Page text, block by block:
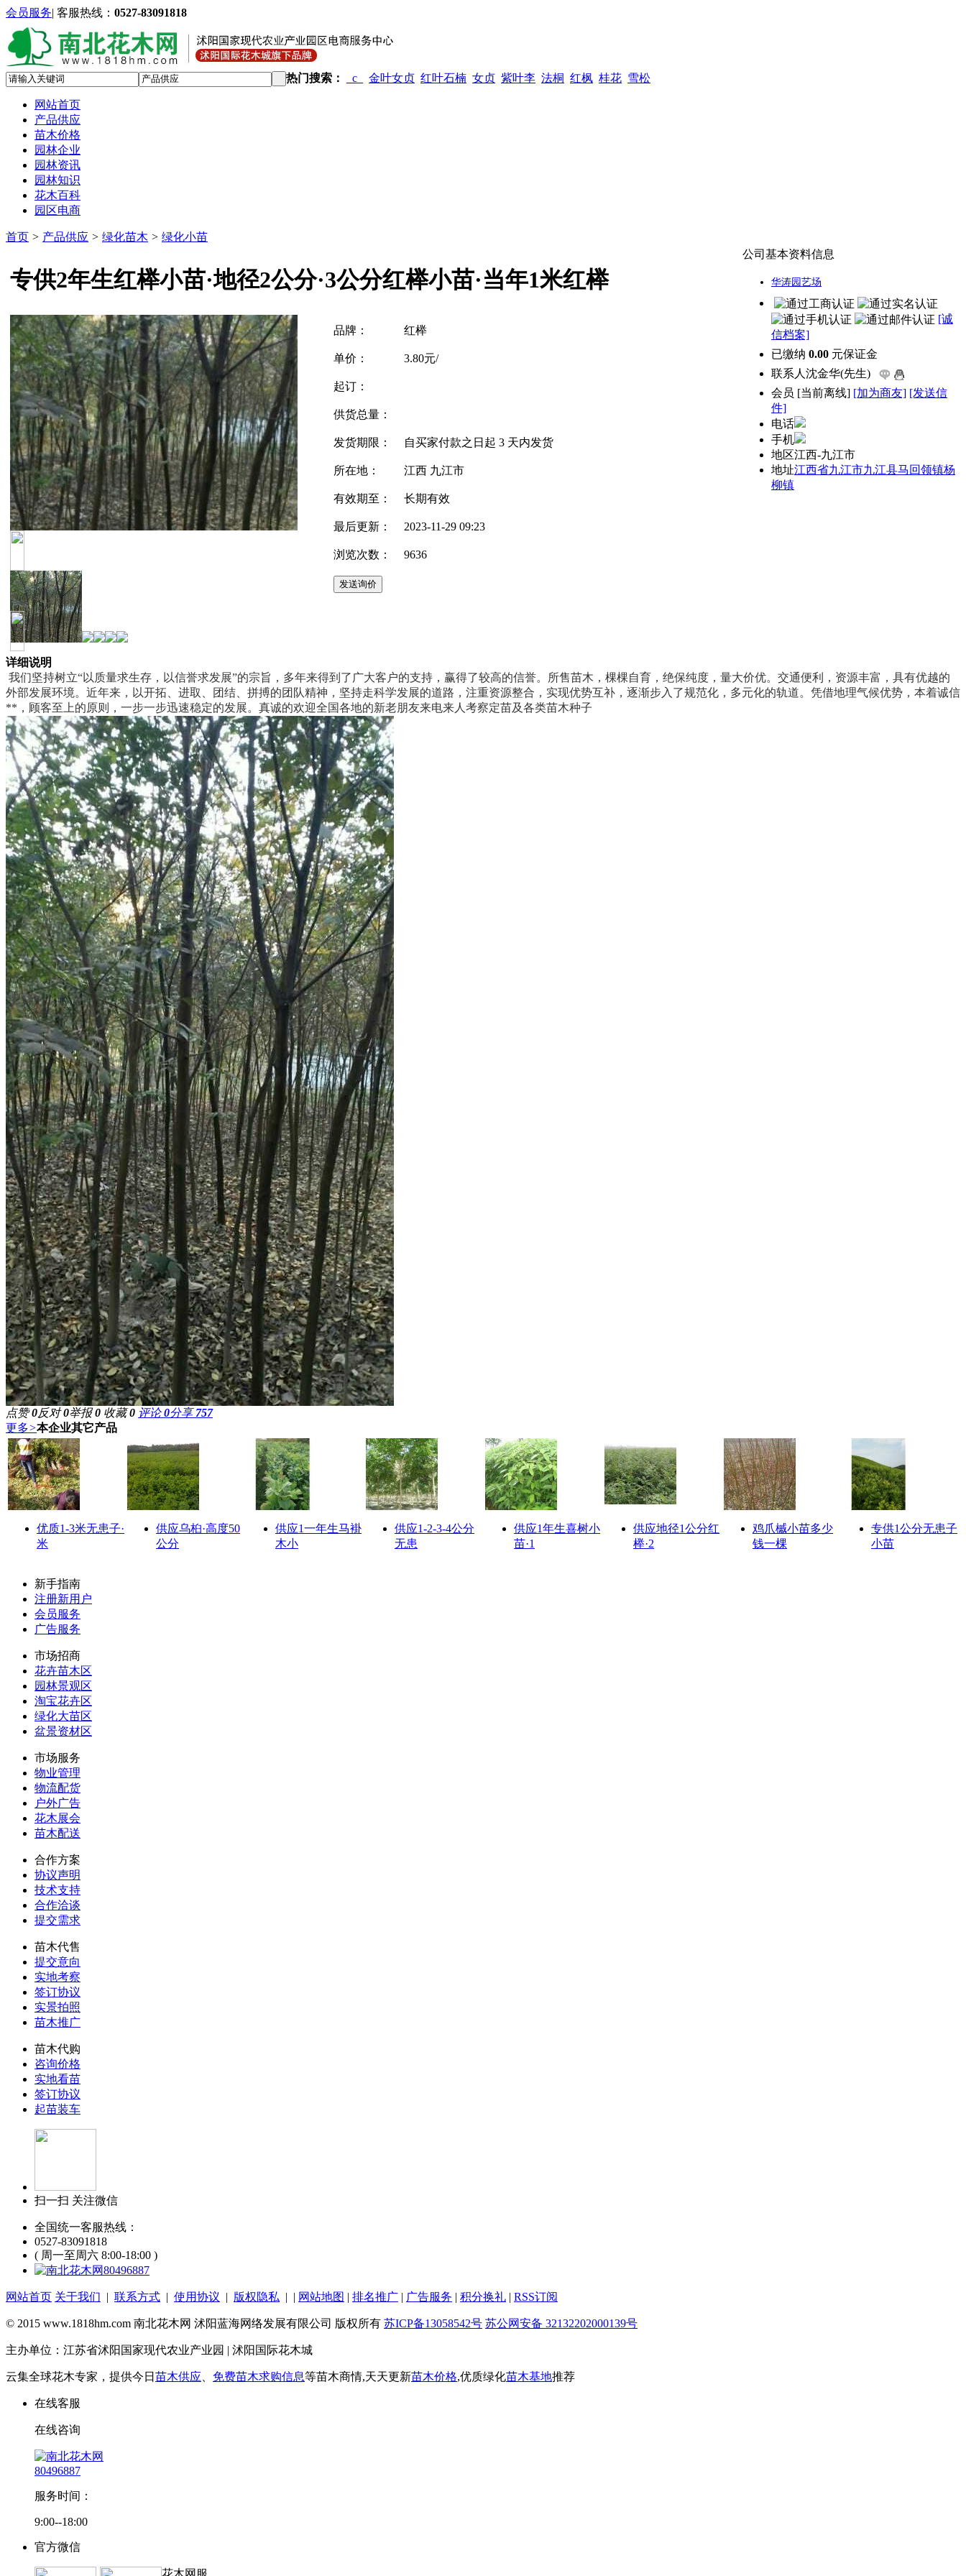
会员服务| 客服热线： 0527-83091818
热门搜索： _c_ 金叶女贞 红叶石楠 女贞 紫叶李 法桐 红枫 桂花 雪松
网站首页
产品供应
苗木价格
园林企业
园林资讯
园林知识
花木百科
园区电商
首页 > 产品供应 > 绿化苗木 > 绿化小苗
专供2年生红榉小苗·地径2公分·3公分红榉小苗·当年1米红榉
品牌： 红榉
单价： 3.80元/
起订：
供货总量：
发货期限： 自买家付款之日起 3 天内发货
所在地： 江西 九江市
有效期至： 长期有效
最后更新： 2023-11-29 09:23
浏览次数： 9636
公司基本资料信息
华涛园艺场
[诚
信档案]
已缴纳 0.00 元保证金
联系人 沈金华(先生)
会员 [当前离线] [加为商友] [发送信
件]
电话
手机
地区江西-九江市
地址江西省九江市九江县马回领镇杨
柳镇
详细说明
我们坚持树立“以质量求生存，以信誉求发展”的宗旨，多年来得到了广大客户的支持，赢得了较高的信誉。所售苗木，棵棵自育，绝保纯度，量大价优。交通便利，资源丰富，具有优越的
外部发展环境。近年来，以开拓、进取、团结、拼搏的团队精神，坚持走科学发展的道路，注重资源整合，实现优势互补，逐渐步入了规范化，多元化的轨道。凭借地理气候优势，本着诚信
**，顾客至上的原则，一步一步迅速稳定的发展。真诚的欢迎全国各地的新老朋友来电来人考察定苗及各类苗木种子
点赞0反对0举报0 收藏0 评论0分享757
更多>本企业其它产品
优质1-3米无患子·
米
供应乌桕·高度50
公分
供应1一年生马褂
木小
供应1-2-3-4公分
无患
供应1年生喜树小
苗·1
供应地径1公分红
榉·2
鸡爪槭小苗多少
钱一棵
专供1公分无患子
小苗
新手指南
注册新用户
会员服务
广告服务
市场招商
花卉苗木区
园林景观区
淘宝花卉区
绿化大苗区
盆景资材区
市场服务
物业管理
物流配货
户外广告
花木展会
苗木配送
合作方案
协议声明
技术支持
合作洽谈
提交需求
苗木代售
提交意向
实地考察
签订协议
实景拍照
苗木推广
苗木代购
咨询价格
实地看苗
签订协议
起苗装车
扫一扫 关注微信
全国统一客服热线：
0527-83091818
( 周一至周六 8:00-18:00 )
80496887
网站首页 关于我们 | 联系方式 | 使用协议 | 版权隐私 | | 网站地图 | 排名推广 | 广告服务 | 积分换礼 | RSS订阅
© 2015 www.1818hm.com 南北花木网 沭阳蓝海网络发展有限公司 版权所有 苏ICP备13058542号 苏公网安备 32132202000139号
主办单位：江苏省沭阳国家现代农业产业园 | 沭阳国际花木城
云集全球花木专家，提供今日 苗木供应 免费苗木求购信息等苗木商情,天天更新苗木价格,优质绿化苗木基地推荐
在线客服
在线咨询
80496887
服务时间：
9:00--18:00
官方微信
花木网服